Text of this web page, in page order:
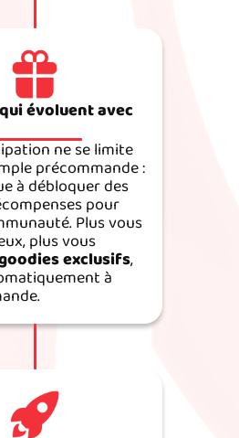
évoluent avec
ne se limite
précommande :
à débloquer des
pour
Plus vous
plus vous
exclusifs,
à